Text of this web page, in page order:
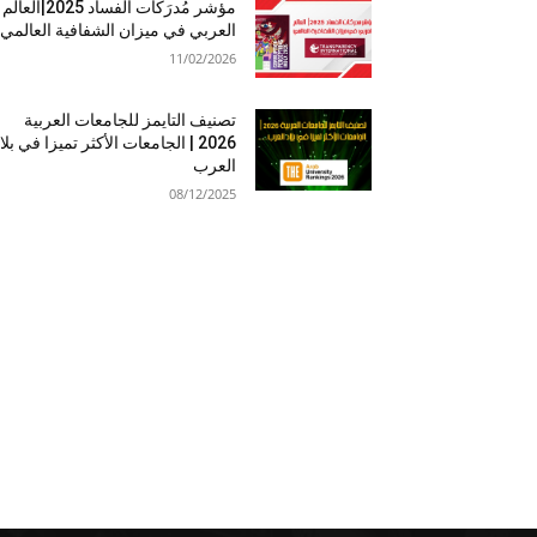
مؤشر مُدرَكات الفساد 2025|العالم
العربي في ميزان الشفافية العالمي
11/02/2026
تصنيف التايمز للجامعات العربية
2026 | الجامعات الأكثر تميزا في
العرب
08/12/2025